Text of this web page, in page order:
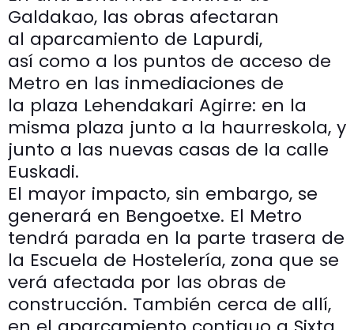
Galdakao, las obras afectaran
al aparcamiento de Lapurdi,
así como a los puntos de acceso de
Metro en las inmediaciones de
la plaza Lehendakari Agirre: en la
misma plaza junto a la haurreskola, y
junto a las nuevas casas de la calle
Euskadi.
El mayor impacto, sin embargo, se
generará en Bengoetxe. El Metro
tendrá parada en la parte trasera de
la Escuela de Hostelería, zona que se
verá afectada por las obras de
construcción. También cerca de allí,